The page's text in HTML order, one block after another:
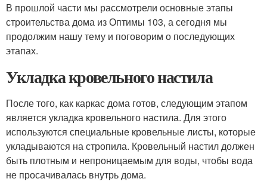
В прошлой части мы рассмотрели основные этапы
строительства дома из Оптимы 103, а сегодня мы
продолжим нашу тему и поговорим о последующих
этапах.
Укладка кровельного настила
После того, как каркас дома готов, следующим этапом
является укладка кровельного настила. Для этого
используются специальные кровельные листы, которые
укладываются на стропила. Кровельный настил должен
быть плотным и непроницаемым для воды, чтобы вода
не просачивалась внутрь дома.